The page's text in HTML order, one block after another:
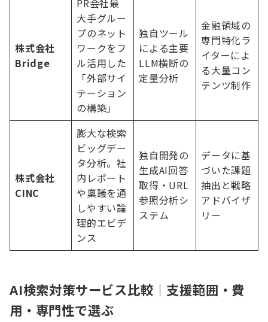
株式会社
Bridge
PR会社最
大手グルー
プのネット
ワークをフ
ル活用した
「外部サイ
テーション
の構築」
独自ツール
による主要
LLM横断の
定量分析
金融領域の
専門特化ラ
イターによ
る大量コン
テンツ制作
株式会社
CINC
膨大な検索
ビッグデー
タ分析。社
内レポート
や稟議を通
しやすい論
理的エビデ
ンス
独自開発の
生成AI回答
取得・URL
参照分析シ
ステム
データに基
づいた課題
抽出と戦略
アドバイザ
リー
AI検索対策サービス比較｜支援範囲・費
用・専門性で選ぶ